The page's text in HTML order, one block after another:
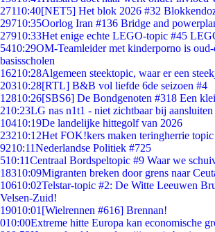
27110:40[NET5] Het blok 2026 #32
29710:35Oorlog Iran #136 Bridge and
27910:33Het enige echte LEGO-topic #45
5410:29OM-Teamleider met kinderporno is
basisscholen
16210:28Algemeen steektopic, waar er een
20310:28[RTL] B&B vol liefde 6de seizoen #4
12810:26[SBS6] De Bondgenoten #318 Een
210:23LG nas n1t1 - niet zichtbaar bij aansluiten
10410:19De landelijke hittegolf van 2026
23210:12Het FOK!kers maken teringherrie topic
9210:11Nederlandse Politiek #725
510:11Centraal Bordspeltopic #9 Waar we
18310:09Migranten breken door grens naar
10610:02Telstar-topic #2: De Witte Leeuwen
Velsen-Zuid!
19010:01 [Wielrennen #616] Brennan!
010:00Extreme hitte Europa kan economische